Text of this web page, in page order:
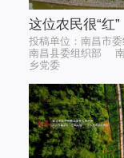
这位农民很“红”
投稿单位：南昌市
南昌县委组织部
乡党委